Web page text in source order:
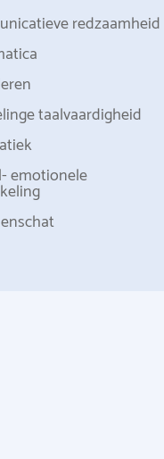
redzaamheid
taalvaardigheid
emotionele